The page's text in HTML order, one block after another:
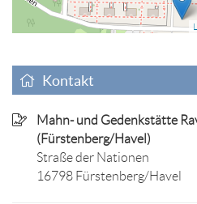
Kontakt
Mahn- und Gedenkstätte
(Fürstenberg/Havel)
Straße der Nationen
16798 Fürstenberg/Havel